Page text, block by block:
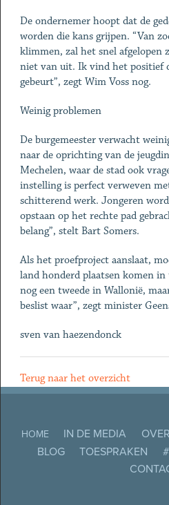
De ondernemer hoopt dat de
worden die kans grijpen. “Van
klimmen, zal het snel afgelopen
niet van uit. Ik vind het positief
gebeurt”, zegt Wim Voss nog.
Weinig problemen
De burgemeester verwacht
naar de oprichting van de
Mechelen, waar de stad ook
instelling is perfect verweven
schitterend werk. Jongeren
opstaan op het rechte pad
belang”, stelt Bart Somers.
Als het proefproject aanslaat,
land honderd plaatsen komen
nog een tweede in Wallonië,
beslist waar”, zegt minister
sven van haezendonck
Terug naar het overzicht
HOME IN DE MEDIA
BLOG
TOESPRAKEN